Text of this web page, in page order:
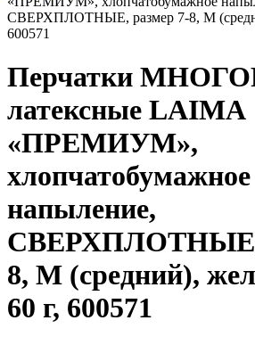
СВЕРХПЛОТНЫЕ, размер 7-8, M
600571
Перчатки
латексные LAIMA
«ПРЕМИУМ»,
хлопчатобумажное
напыление,
СВЕРХПЛОТНЫЕ,
8, M (средний),
60 г, 600571